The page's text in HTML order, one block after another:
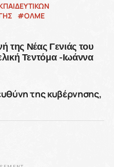
ΟΛΜΕ
της Νέας Γενιάς του
Τεντόμα -Ιωάννα
της κυβέρνησης,